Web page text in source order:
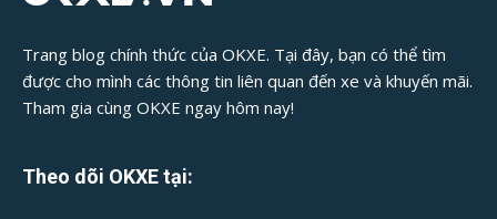
Trang blog chính thức của OKXE. Tại đây, bạn có thể tìm
được cho mình các thông tin liên quan đến xe và khuyến mãi.
Tham gia cùng OKXE ngay hôm nay!
Theo dõi OKXE tại: